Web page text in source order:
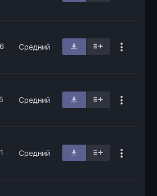
Средний
Средний
Средний